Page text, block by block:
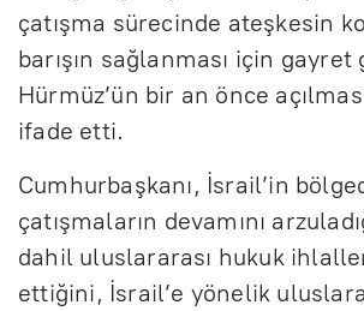
çatışma sürecinde ateşkesin
barışın sağlanması için
Hürmüz’ün bir an önce
ifade etti.
Cumhurbaşkanı, İsrail’in
çatışmaların devamını
dahil uluslararası hukuk
ettiğini, İsrail’e yönelik